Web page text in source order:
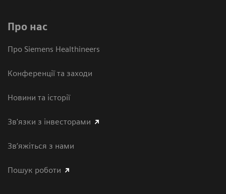
Про нас
Про Siemens Healthineers
Конференції та заходи
Новини та історії
Зв'язки з інвесторами
Зв’яжіться з нами
Пошук роботи